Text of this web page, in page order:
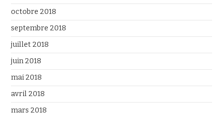
octobre 2018
septembre 2018
juillet 2018
juin 2018
mai 2018
avril 2018
mars 2018